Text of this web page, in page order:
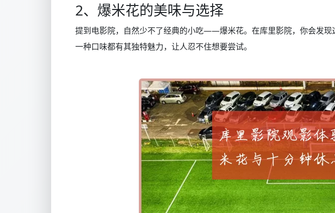
2、爆米花的美味与选择
提到电影院，自然少不了经典的小吃——爆米花。在库里影院，你会发
一种口味都有其独特魅力，让人忍不住想要尝试。